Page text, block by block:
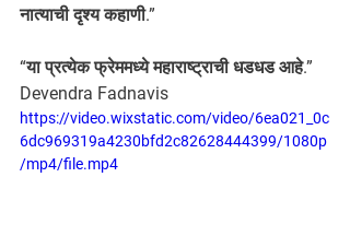
नात्याची दृश्य कहाणी.”
“या प्रत्येक फ्रेममध्ये महाराष्ट्राची धडधड आहे.”
Devendra Fadnavis
https://video.wixstatic.com/video/6ea021_0c
6dc969319a4230bfd2c82628444399/1080p
/mp4/file.mp4